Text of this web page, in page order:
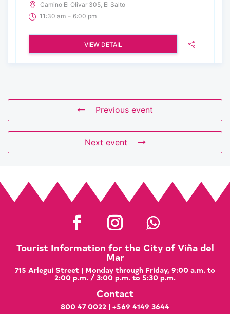
Camino El Olivar 305, El Salto
11:30 am - 6:00 pm
VIEW DETAIL
Previous event
Next event
Tourist Information for the City of Viña del
Mar
715 Arlegui Street | Monday through Friday, 9:00 a.m. to
2:00 p.m. / 3:00 p.m. to 5:30 p.m.
Contact
800 47 0022 | +569 4149 3644